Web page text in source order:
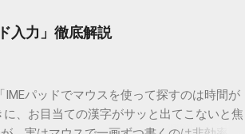
入力」徹底解説
パッドでマウスを使って探すのは時間が
、お目当ての漢字がサッと出てこないと焦